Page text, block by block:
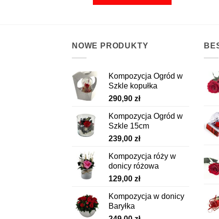
NOWE PRODUKTY
Kompozycja Ogród w
Szkle kopułka
290,90 zł
Kompozycja Ogród w
Szkle 15cm
239,00 zł
Kompozycja róży w
donicy różowa
129,00 zł
Kompozycja w donicy
Baryłka